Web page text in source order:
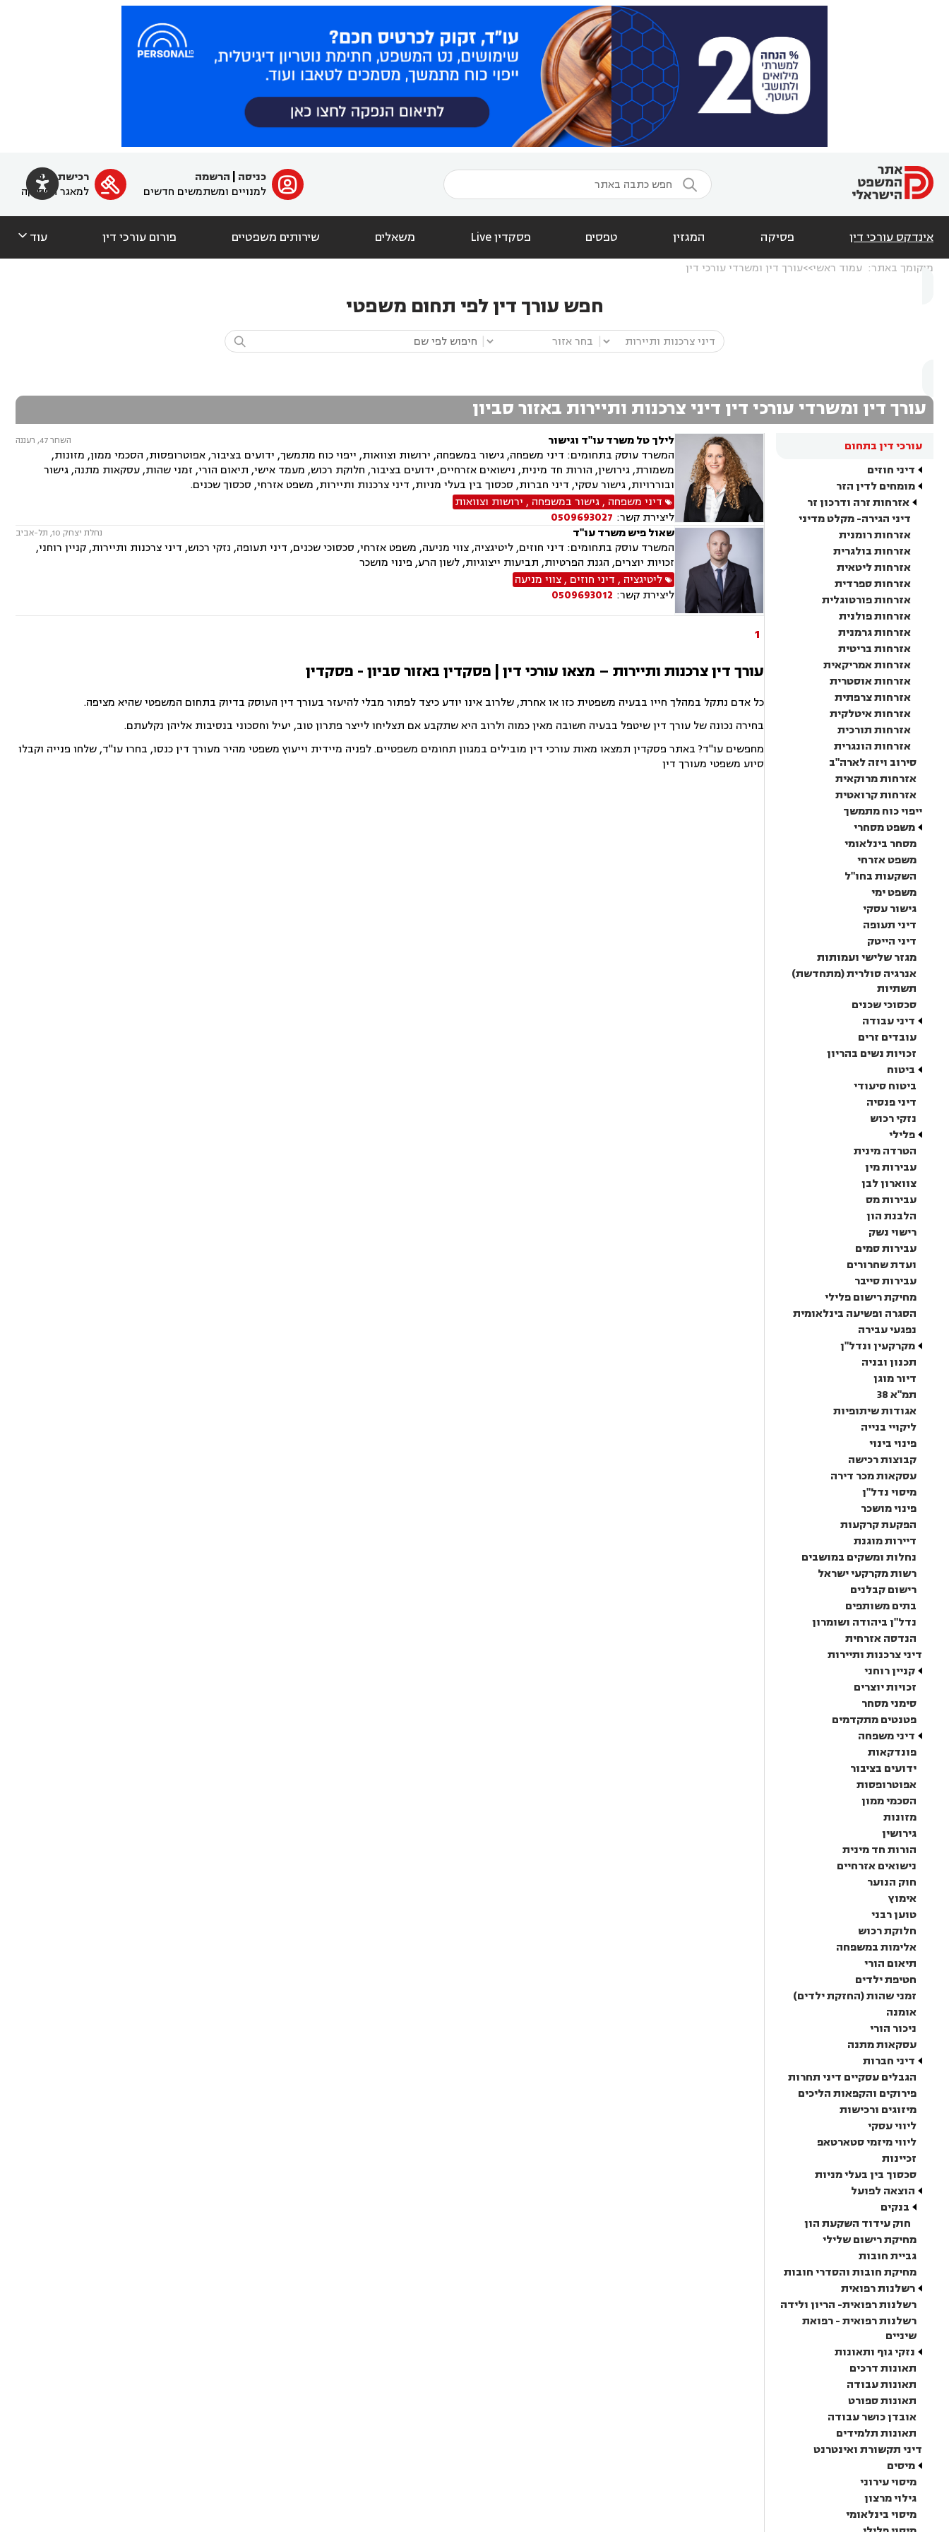
  ﱐ כניסה
הרשמה
למנויים ומשתמשים חדשים

רכישת מנוי
למאגר הפסיקה
אינדקס עורכי דין פסיקה המגזין טפסים פסקדין Live משאלים שירותים משפטיים פורום עורכי דין עוד 
מיקומך באתר: עמוד ראשי עורך דין ומשרדי עורכי דין
חפש עורך דין לפי תחום משפטי

עורך דין ומשרדי עורכי דין דיני צרכנות ותיירות באזור סביון
עורכי דין בתחום
דיני חוזים
מומחים לדין הזר
אזרחות זרה ודרכון זר
דיני הגירה- מקלט מדיני
אזרחות רומנית
אזרחות בולגרית
אזרחות ליטאית
אזרחות ספרדית
אזרחות פורטוגלית
אזרחות פולנית
אזרחות גרמנית
אזרחות בריטית
אזרחות אמריקאית
אזרחות אוסטרית
אזרחות צרפתית
אזרחות איטלקית
אזרחות תורכית
אזרחות הונגרית
סירוב ויזה לארה"ב
אזרחות מרוקאית
אזרחות קרואטית
ייפוי כוח מתמשך
משפט מסחרי
מסחר בינלאומי
משפט אזרחי
השקעות בחו"ל
משפט ימי
גישור עסקי
דיני תעופה
דיני הייטק
מגזר שלישי ועמותות
אנרגיה סולרית (מתחדשת)
תשתיות
סכסוכי שכנים
דיני עבודה
עובדים זרים
זכויות נשים בהריון
ביטוח
ביטוח סיעודי
דיני פנסיה
נזקי רכוש
פלילי
הטרדה מינית
עבירות מין
צווארון לבן
עבירות מס
הלבנת הון
רישוי נשק
עבירות סמים
ועדת שחרורים
עבירות סייבר
מחיקת רישום פלילי
הסגרה ופשיעה בינלאומית
נפגעי עבירה
מקרקעין ונדל"ן
תכנון ובניה
דיור מוגן
תמ"א 38
אגודות שיתופיות
ליקויי בנייה
פינוי בינוי
קבוצות רכישה
עסקאות מכר דירה
מיסוי נדל"ן
פינוי מושכר
הפקעת קרקעות
דיירות מוגנת
נחלות ומשקים במושבים
רשות מקרקעי ישראל
רישום קבלנים
בתים משותפים
נדל"ן ביהודה ושומרון
הנדסה אזרחית
דיני צרכנות ותיירות
קניין רוחני
זכויות יוצרים
סימני מסחר
פטנטים מתקדמים
דיני משפחה
פונדקאות
ידועים בציבור
אפוטרופסות
הסכמי ממון
מזונות
גירושין
הורות חד מינית
נישואים אזרחיים
חוק הנוער
אימוץ
טוען רבני
חלוקת רכוש
אלימות במשפחה
תיאום הורי
חטיפת ילדים
זמני שהות (החזקת ילדים)
אומנה
ניכור הורי
עסקאות מתנה
דיני חברות
הגבלים עסקיים דיני תחרות
פירוקים והקפאות הליכים
מיזוגים ורכישות
ליווי עסקי
ליווי מיזמי סטארטאפ
זכיינות
סכסוך בין בעלי מניות
הוצאה לפועל
בנקים
חוק עידוד השקעת הון
מחיקת רישום שלילי
גביית חובות
מחיקת חובות והסדרי חובות
רשלנות רפואית
רשלנות רפואית- הריון ולידה
רשלנות רפואית - רפואת
שיניים
נזקי גוף ותאונות
תאונות דרכים
תאונות עבודה
תאונות ספורט
אובדן כושר עבודה
תאונות תלמידים
דיני תקשורת ואינטרנט
מיסים
מיסוי עירוני
גילוי מרצון
מיסוי בינלאומי
לילך טל משרד עו"ד וגישור השחר 47, רעננה
המשרד עוסק בתחומים: דיני משפחה, גישור במשפחה, ירושות וצוואות, ייפוי כוח מתמשך, ידועים בציבור, אפוטרופסות, הסכמי ממון, מזונות,
משמורת, גירושין, הורות חד מינית, נישואים אזרחיים, ידועים בציבור, חלוקת רכוש, מעמד אישי, תיאום הורי, זמני שהות, עסקאות מתנה, גישור
ובוררויות, גישור עסקי, דיני חברות, סכסוך בין בעלי מניות, דיני צרכנות ותיירות, משפט אזרחי, סכסוך שכנים.
דיני משפחה ,גישור במשפחה , ירושות וצוואות
ליצירת קשר: 0509693027
שאול פיש משרד עו"ד
נחלת יצחק 10, תל-אביב
המשרד עוסק בתחומים: דיני חוזים, ליטיגציה, צווי מניעה, משפט אזרחי, סכסוכי שכנים, דיני תעופה, נזקי רכוש, דיני צרכנות ותיירות, קניין רוחני,
זכויות יוצרים, הגנת הפרטיות, תביעות ייצוגיות, לשון הרע, פינוי מושכר
ליטיגציה , דיני חוזים ,צווי מניעה
ליצירת קשר: 0509693012
1
עורך דין צרכנות ותיירות – מצאו עורכי דין | פסקדין באזור סביון - פסקדין
כל אדם נתקל במהלך חייו בבעיה משפטית כזו או אחרת, שלרוב אינו יודע כיצד לפתור מבלי להיעזר בעורך דין העוסק בדיוק בתחום המשפטי שהיא מציפה.
בחירה נכונה של עורך דין שיטפל בבעיה חשובה מאין כמוה ולרוב היא שתקבע אם תצליחו לייצר פתרון טוב, יעיל וחסכוני בנסיבות אליהן נקלעתם.
מחפשים עו"ד? באתר פסקדין תמצאו מאות עורכי דין מובילים במגוון תחומים משפטיים. לפניה מיידית וייעוץ משפטי מהיר מעורך דין כנסו, בחרו עו"ד, שלחו פנייה וקבלו
סיוע משפטי מעורך דין